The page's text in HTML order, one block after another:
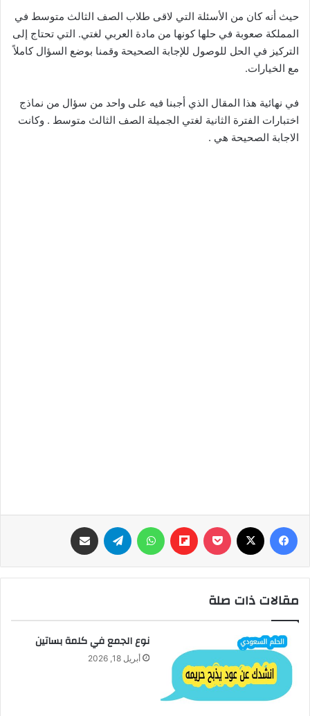
حيث أنه كان من الأسئلة التي لاقى طلاب الصف الثالث متوسط في
المملكة صعوبة في حلها كونها من مادة العربي لغتي. التي تحتاج إلى
التركيز في الحل للوصول للإجابة الصحيحة وقمنا بوضع السؤال كاملاً
مع الخيارات.
في نهائية هذا المقال الذي أجبنا فيه على واحد من سؤال من نماذج
اختبارات الفترة الثانية لغتي الجميلة الصف الثالث متوسط . وكانت
الاجابة الصحيحة هي .
فيسبوك ‫Pocket
Flipboard واتساب تيلقرام
مقالات ذات صلة
نوع الجمع في كلمة بساتين
أبريل 18, 2026